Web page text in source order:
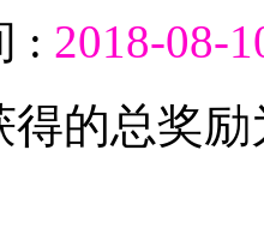
: 2018-08-
得的总奖